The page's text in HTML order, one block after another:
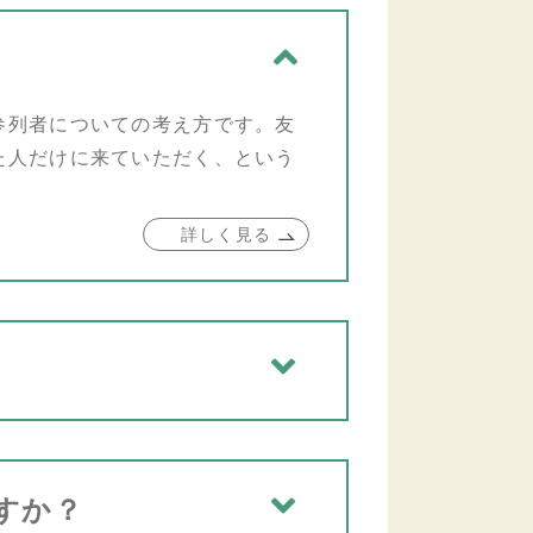
者についての考え方です。友
だけに来ていただく、という
詳しく見る
か？